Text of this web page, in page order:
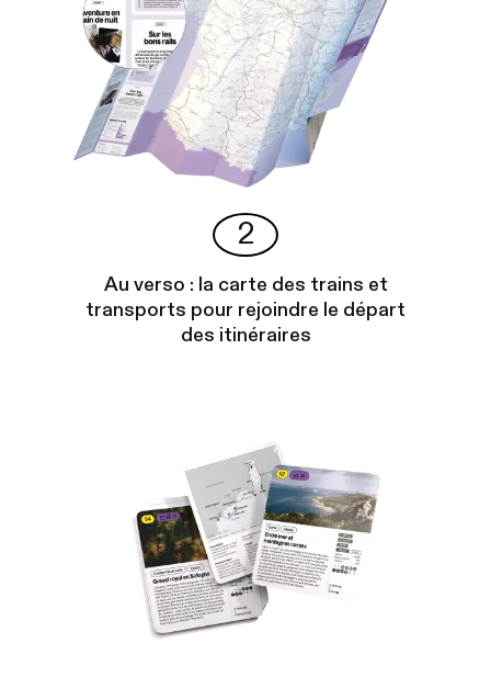
2
Au verso : la carte des trains et
transports pour rejoindre le départ
des itinéraires